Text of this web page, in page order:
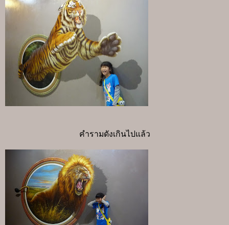
คำรามดังเกินไปแล้ว